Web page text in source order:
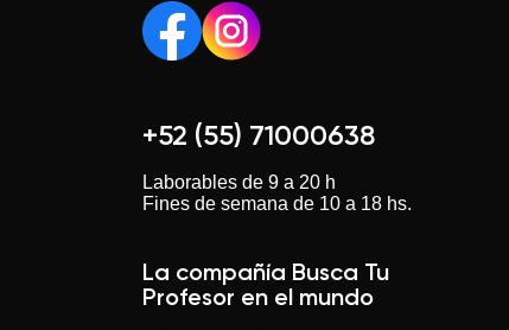
+52 (55) 71000638
Laborables de 9 a 20 h
Fines de semana de 10 a 18 hs.
La compañía Busca Tu
Profesor en el mundo